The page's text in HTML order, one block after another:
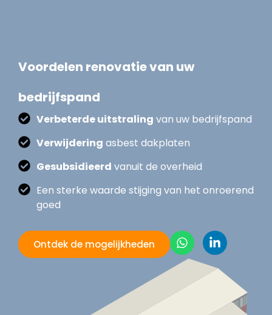
Voordelen renovatie van uw
bedrijfspand
Verbeterde uitstraling van uw bedrijfspand
Verwijdering asbest dakplaten
Gesubsidieerd vanuit de overheid
Een sterke waarde stijging van het onroerend
goed
Ontdek de mogelijkheden